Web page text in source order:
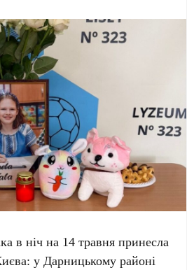
в ніч на 14 травня принесла
уДарницькому районі